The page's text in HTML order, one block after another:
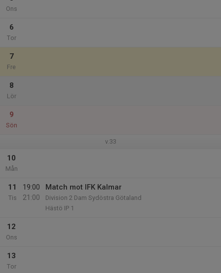
Ons
6
Tor
7
Fre
8
Lör
9
Sön
v.33
10
Mån
11
Tis
19:00
21:00
Match mot IFK Kalmar
Division 2 Dam Sydöstra Götaland
Hästö IP 1
12
Ons
13
Tor